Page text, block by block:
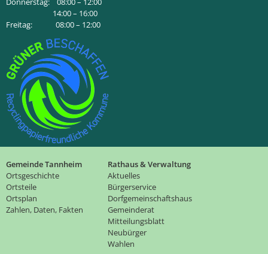
14:00 – 16:00
Freitag: 08:00 – 12:00
Gemeinde Tannheim
Ortsgeschichte
Ortsteile
Ortsplan
Zahlen, Daten, Fakten
Rathaus & Verwaltung
Aktuelles
Bürgerservice
Dorfgemeinschaftshaus
Gemeinderat
Mitteilungsblatt
Neubürger
Wahlen